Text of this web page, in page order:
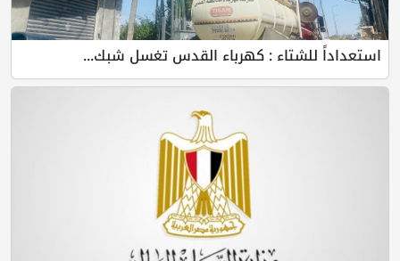
استعداداً للشتاء : كهرباء القدس تغسل شبك...